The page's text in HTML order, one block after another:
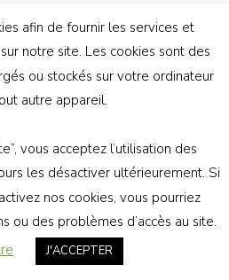
NOUS SUR TWITTER
pas disponible pour le
moment.
afin de fournir les services et
notre site. Les cookies sont des
ou stockés sur votre ordinateur
autre appareil.
vous acceptez l’utilisation des
les désactiver ultérieurement. Si
nos cookies, vous pourriez
ou des problèmes d’accès au site.
J'ACCEPTER